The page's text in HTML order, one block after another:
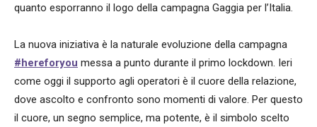
quanto esporranno il logo della campagna Gaggia per l’Italia.
La nuova iniziativa è la naturale evoluzione della campagna
#hereforyou messa a punto durante il primo lockdown. Ieri
come oggi il supporto agli operatori è il cuore della relazione,
dove ascolto e confronto sono momenti di valore. Per questo
il cuore, un segno semplice, ma potente, è il simbolo scelto